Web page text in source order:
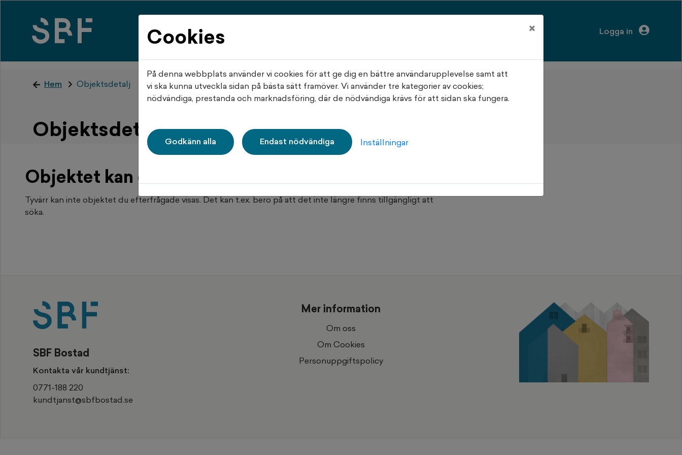
Logga in
Hem Mina sidor
Hem Objektsdetalj
Objektsdetalj
Objektet kan ej visas
Tyvärr kan inte objektet du efterfrågade visas. Det kan t.ex. bero på att det inte längre finns tillgängligt att
söka.
SBF Bostad
Kontakta vår kundtjänst:
0771-188 220
kundtjanst@sbfbostad.se
Mer information
Om oss
Om Cookies
Personuppgiftspolicy
Cookies ×
På denna webbplats använder vi cookies för att ge dig en bättre användarupplevelse samt att
vi ska kunna utveckla sidan på bästa sätt framöver. Vi använder tre kategorier av cookies;
nödvändiga, prestanda och marknadsföring, där de nödvändiga krävs för att sidan ska fungera.
Godkänn alla Endast nödvändiga Inställningar